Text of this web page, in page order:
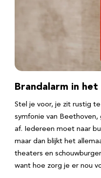
Brandalarm in
Stel je voor, je zit rustig
symfonie van
af. Iedereen moet naar
maar dan blijkt het
theaters en
want hoe zorg je er nou